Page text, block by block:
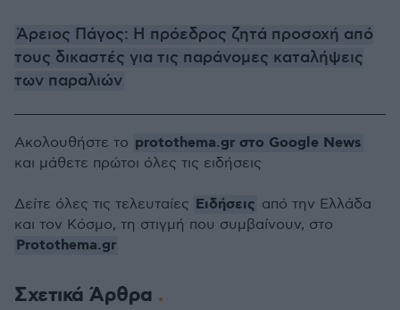
Άρειος Πάγος: Η πρόεδρος ζητά προσοχή από
τους δικαστές για τις παράνομες καταλήψεις
των παραλιών
Σχετικά Άρθρα
Ακολουθήστε το protothema.gr στο Google News
και μάθετε πρώτοι όλες τις ειδήσεις
Δείτε όλες τις τελευταίες Ειδήσεις από την Ελλάδα
και τον Κόσμο, τη στιγμή που συμβαίνουν, στο
Protothema.gr